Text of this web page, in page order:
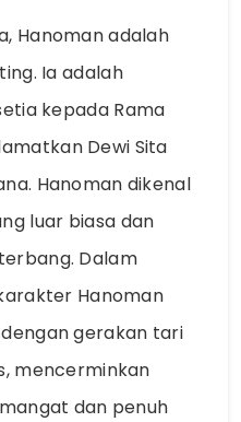
Hanoman adalah
Ia adalah
kepada Rama
Dewi Sita
Hanoman dikenal
luar biasa dan
Dalam
Hanoman
gerakan tari
mencerminkan
dan penuh